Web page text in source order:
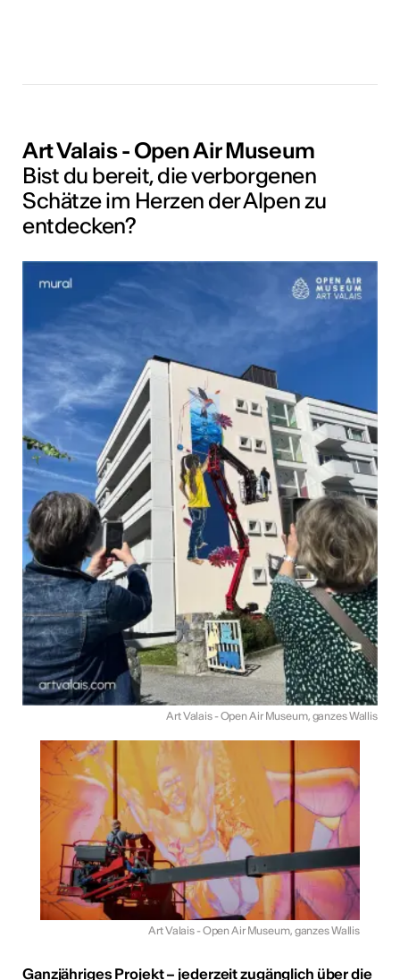
Art Valais - Open Air Museum
Bist du bereit, die verborgenen
Schätze im Herzen der Alpen zu
entdecken?
Art Valais - Open Air Museum, ganzes Wallis
Art Valais - Open Air Museum, ganzes Wallis
Ganzjähriges Projekt – jederzeit zugänglich über die